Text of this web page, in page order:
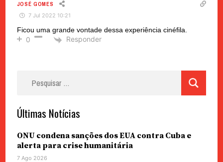
JOSÉ GOMES
7 Jul 2022 10:21
Ficou uma grande vontade dessa experiência cinéfila.
0 Responder
Últimas Notícias
ONU condena sanções dos EUA contra Cuba e
alerta para crise humanitária
7 Ago 2026